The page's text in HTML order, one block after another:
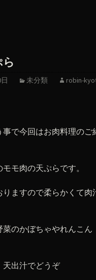
未分類 robin-
事で今回はお肉料理のご
モ肉の天ぷらです。
りますので柔らかくて肉
菜のかぼちゃやれんこ
出汁でどうぞ